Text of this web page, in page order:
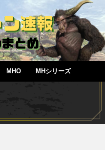
MHO MHシリーズ